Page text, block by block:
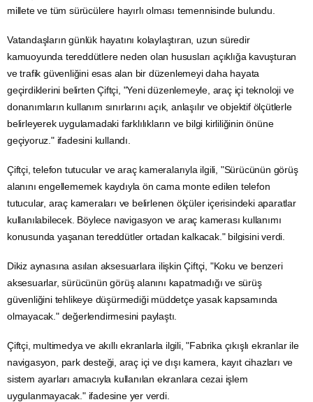
millete ve tüm sürücülere hayırlı olması temennisinde bulundu.
Vatandaşların günlük hayatını kolaylaştıran, uzun süredir
kamuoyunda tereddütlere neden olan hususları açıklığa kavuşturan
ve trafik güvenliğini esas alan bir düzenlemeyi daha hayata
geçirdiklerini belirten Çiftçi, "Yeni düzenlemeyle, araç içi teknoloji ve
donanımların kullanım sınırlarını açık, anlaşılır ve objektif ölçütlerle
belirleyerek uygulamadaki farklılıkların ve bilgi kirliliğinin önüne
geçiyoruz." ifadesini kullandı.
Çiftçi, telefon tutucular ve araç kameralarıyla ilgili, "Sürücünün görüş
alanını engellememek kaydıyla ön cama monte edilen telefon
tutucular, araç kameraları ve belirlenen ölçüler içerisindeki aparatlar
kullanılabilecek. Böylece navigasyon ve araç kamerası kullanımı
konusunda yaşanan tereddütler ortadan kalkacak." bilgisini verdi.
Dikiz aynasına asılan aksesuarlara ilişkin Çiftçi, "Koku ve benzeri
aksesuarlar, sürücünün görüş alanını kapatmadığı ve sürüş
güvenliğini tehlikeye düşürmediği müddetçe yasak kapsamında
olmayacak." değerlendirmesini paylaştı.
Çiftçi, multimedya ve akıllı ekranlarla ilgili, "Fabrika çıkışlı ekranlar ile
navigasyon, park desteği, araç içi ve dışı kamera, kayıt cihazları ve
sistem ayarları amacıyla kullanılan ekranlara cezai işlem
uygulanmayacak." ifadesine yer verdi.